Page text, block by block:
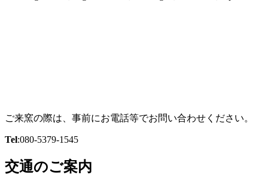
ご来窯の際は、事前にお電話等でお問い合わせください。
Tel:080-5379-1545
交通のご案内